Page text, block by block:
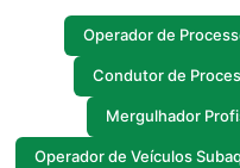
Operador de
Condutor de
Mergulhador
Operador de Veículos